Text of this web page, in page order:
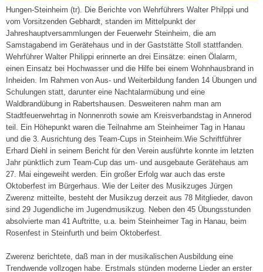
Hungen-Steinheim (tr). Die Berichte von Wehrführers Walter Philppi und
vom Vorsitzenden Gebhardt, standen im Mittelpunkt der
Jahreshauptversammlungen der Feuerwehr Steinheim, die am
Samstagabend im Gerätehaus und in der Gaststätte Stoll stattfanden.
Wehrführer Walter Philippi erinnerte an drei Einsätze: einen Ölalarm,
einen Einsatz bei Hochwasser und die Hilfe bei einem Wohnhausbrand in
Inheiden. Im Rahmen von Aus- und Weiterbildung fanden 14 Übungen und
Schulungen statt, darunter eine Nachtalarmübung und eine
Waldbrandübung in Rabertshausen. Desweiteren nahm man am
Stadtfeuerwehrtag in Nonnenroth sowie am Kreisverbandstag in Annerod
teil. Ein Höhepunkt waren die Teilnahme am Steinheimer Tag in Hanau
und die 3. Ausrichtung des Team-Cups in Steinheim.Wie Schriftführer
Erhard Diehl in seinem Bericht für den Verein ausführte konnte im letzten
Jahr pünktlich zum Team-Cup das um- und ausgebaute Gerätehaus am
27. Mai eingeweiht werden. Ein großer Erfolg war auch das erste
Oktoberfest im Bürgerhaus. Wie der Leiter des Musikzuges Jürgen
Zwerenz mitteilte, besteht der Musikzug derzeit aus 78 Mitglieder, davon
sind 29 Jugendliche im Jugendmusikzug. Neben den 45 Übungsstunden
absolvierte man 41 Auftritte, u.a. beim Steinheimer Tag in Hanau, beim
Rosenfest in Steinfurth und beim Oktoberfest.
Zwerenz berichtete, daß man in der musikalischen Ausbildung eine
Trendwende vollzogen habe. Erstmals stünden moderne Lieder an erster